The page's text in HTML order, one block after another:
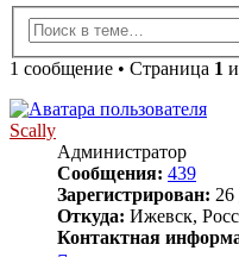
1 сообщение • Страница 1
Scally
Администратор
Сообщения: 439
Зарегистрирован: 26
Откуда: Ижевск,
Контактная